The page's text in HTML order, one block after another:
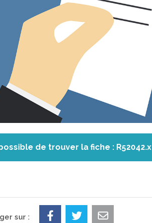
de trouver la fiche :
sur :